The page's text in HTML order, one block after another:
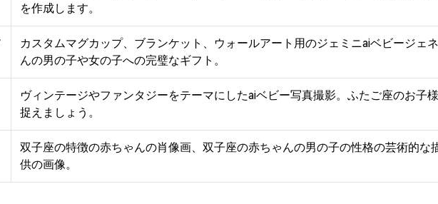
を作成します。
カスタムマグカップ、ブランケット、ウォールアート用のジェミニaiベビージェ
んの男の子や女の子への完璧なギフト。
ヴィンテージやファンタジーをテーマにしたaiベビー写真撮影。ふたご座のお子
捉えましょう。
双子座の特徴の赤ちゃんの肖像画、双子座の赤ちゃんの男の子の性格の芸術的な
供の画像。